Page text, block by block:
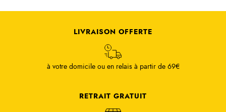
LIVRAISON OFFERTE
à votre domicile ou en relais à partir de 69€
RETRAIT GRATUIT